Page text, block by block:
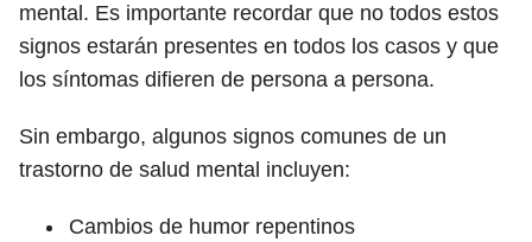
mental. Es importante recordar que no todos estos
signos estarán presentes en todos los casos y que
los síntomas difieren de persona a persona.
Sin embargo, algunos signos comunes de un
trastorno de salud mental incluyen:
Cambios de humor repentinos